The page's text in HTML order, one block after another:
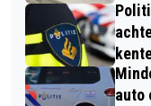
auto